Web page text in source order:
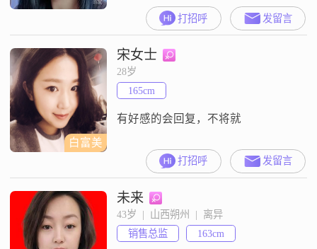
##3002##我在当地有着稳定的工
作，月收入介于3001到5000元之间
##3002##我拥有大专学历，在工作
中我一直保持着认真负责的态度
##3002##我性格细腻敏感，这让我
能够很好地理解和关心他人的感受
##3002##在生活中，我始终坚持真
诚可靠的原
打招呼 发留言
白富美
宋女士
28岁
165cm
有好感的会回复，不将就
打招呼 发留言
未来
43岁  |  山西朔州  |  离异
销售总监
163cm